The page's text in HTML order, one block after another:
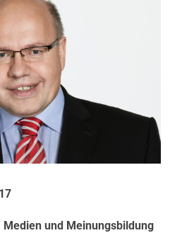
Medien und Meinungsbildung